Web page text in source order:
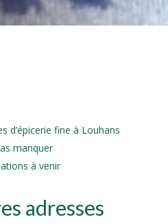
d’épicerie fine à Louhans
manquer
à venir
adresses